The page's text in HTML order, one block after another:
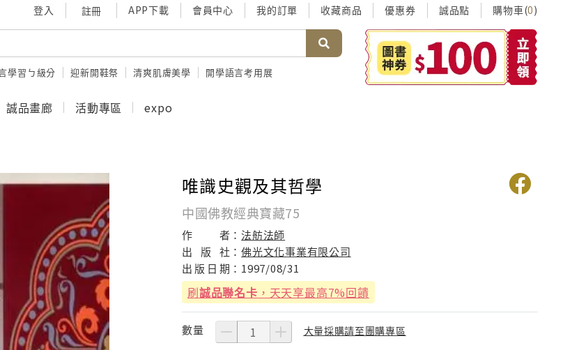
登入 註冊 APP下載 會員中心 我的訂單 收藏商品 優惠券 誠品點 購物車(0)
學習ㄅ級分 迎新開鞋祭 清爽肌膚美學 開學語言考用展
誠品畫廊 活動專區 expo
唯識史觀及其哲學
中國佛教經典寶藏75
作 者：法舫法師
出
版 社：佛光文化事業有限公司
出 版 日 期： 1997/08/31
刷誠品聯名卡 ，天天享最高7%回饋
數量 大量採購請至團購專區